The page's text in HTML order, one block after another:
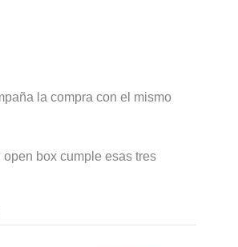
la compra con el mismo
box cumple esas tres